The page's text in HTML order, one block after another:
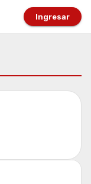
Ingresar